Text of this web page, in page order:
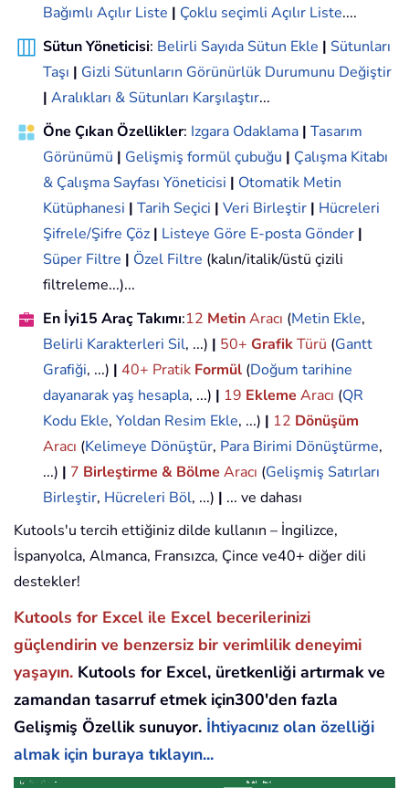
Bağımlı Açılır Liste | Çoklu seçimli Açılır Liste....
Sütun Yöneticisi: Belirli Sayıda Sütun Ekle | Sütunları
Taşı | Gizli Sütunların Görünürlük Durumunu Değiştir
| Aralıkları & Sütunları Karşılaştır...
Öne Çıkan Özellikler: Izgara Odaklama | Tasarım
Görünümü | Gelişmiş formül çubuğu | Çalışma Kitabı
& Çalışma Sayfası Yöneticisi | Otomatik Metin
Kütüphanesi | Tarih Seçici | Veri Birleştir | Hücreleri
Şifrele/Şifre Çöz | Listeye Göre E-posta Gönder |
Süper Filtre | Özel Filtre (kalın/italik/üstü çizili
filtreleme...)...
En İyi15 Araç Takımı:12 MetinAracı (Metin Ekle,
Belirli Karakterleri Sil, ...) | 50+ GrafikTürü (Gantt
Grafiği, ...) | 40+ Pratik Formül (Doğum tarihine
dayanarak yaş hesapla, ...) | 19 Ekleme Aracı (QR
Kodu Ekle, Yoldan Resim Ekle, ...) | 12 Dönüşüm
Aracı (Kelimeye Dönüştür, Para Birimi Dönüştürme,
...) | 7 Birleştirme & Bölme Aracı (Gelişmiş Satırları
Birleştir, Hücreleri Böl, ...) | ... ve dahası
Kutools'u tercih ettiğiniz dilde kullanın – İngilizce,
İspanyolca, Almanca, Fransızca, Çince ve40+ diğer dili
destekler!
Kutools for Excel ile Excel becerilerinizi
güçlendirin ve benzersiz bir verimlilik deneyimi
yaşayın. Kutools for Excel, üretkenliği artırmak ve
zamandan tasarruf etmek için300'den fazla
Gelişmiş Özellik sunuyor. İhtiyacınız olan özelliği
almak için buraya tıklayın...